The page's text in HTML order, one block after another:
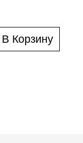
В Корзину